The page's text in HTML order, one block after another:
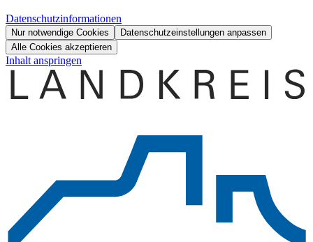
Datenschutzinformationen
Nur notwendige Cookies
Datenschutzeinstellungen anpassen
Alle Cookies akzeptieren
Inhalt anspringen